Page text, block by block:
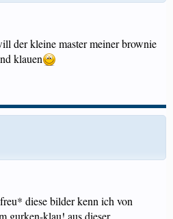
der kleine master meiner brownie
klauen
diese bilder kenn ich von
gurken-klau! aus dieser